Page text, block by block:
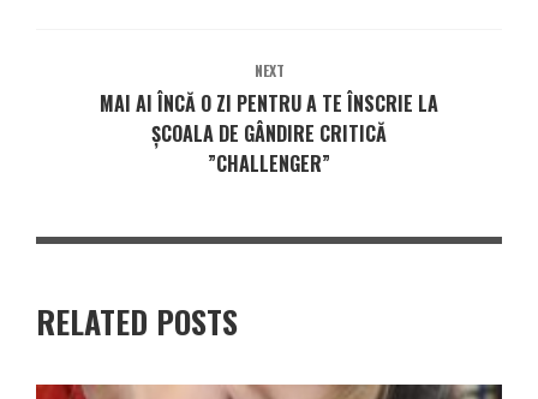
NEXT
MAI AI ÎNCĂ O ZI PENTRU A TE ÎNSCRIE LA
ȘCOALA DE GÂNDIRE CRITICĂ
”CHALLENGER”
RELATED POSTS